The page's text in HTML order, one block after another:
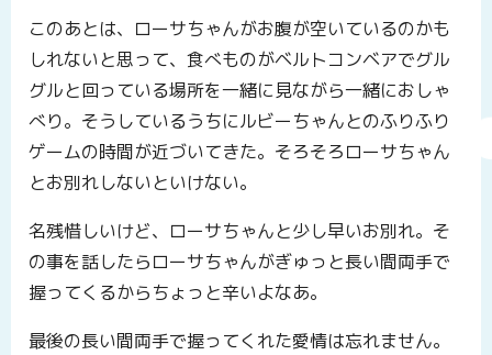
このあとは、ローサちゃんがお腹が空いているのかも
しれないと思って、食べものがベルトコンベアでグル
グルと回っている場所を一緒に見ながら一緒におしゃ
べり。そうしているうちにルビーちゃんとのふりふり
ゲームの時間が近づいてきた。そろそろローサちゃん
とお別れしないといけない。
名残惜しいけど、ローサちゃんと少し早いお別れ。そ
の事を話したらローサちゃんがぎゅっと長い間両手で
握ってくるからちょっと辛いよなあ。
最後の長い間両手で握ってくれた愛情は忘れません。